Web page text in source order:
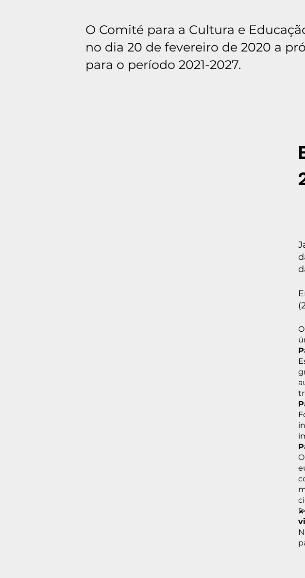
O Comité para a Cultura e
no dia 20 de fevereiro de 2020 a
para o período 2021-2027.
💫